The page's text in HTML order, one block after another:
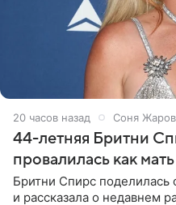
20 часов назад Соня
44-летняя Бритни
провалилась как мать
Бритни Спирс поделилась
и рассказала о недавнем